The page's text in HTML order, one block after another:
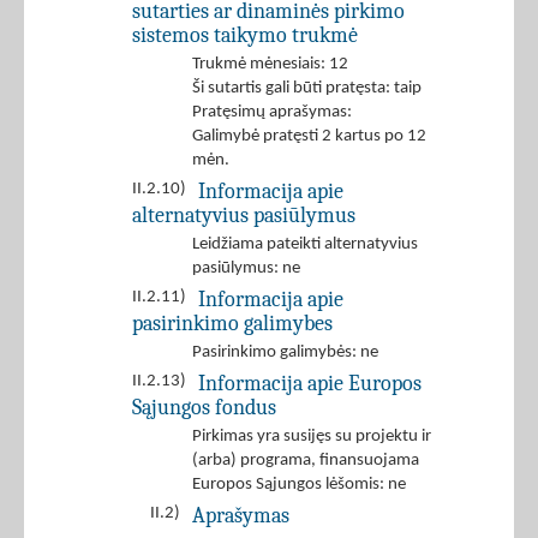
sutarties ar dinaminės pirkimo
sistemos taikymo trukmė
Trukmė mėnesiais: 12
Ši sutartis gali būti pratęsta: taip
Pratęsimų aprašymas:
Galimybė pratęsti 2 kartus po 12
mėn.
II.2.10)
Informacija apie
alternatyvius pasiūlymus
Leidžiama pateikti alternatyvius
pasiūlymus: ne
II.2.11)
Informacija apie
pasirinkimo galimybes
Pasirinkimo galimybės: ne
II.2.13)
Informacija apie Europos
Sąjungos fondus
Pirkimas yra susijęs su projektu ir
(arba) programa, finansuojama
Europos Sąjungos lėšomis: ne
II.2)
Aprašymas